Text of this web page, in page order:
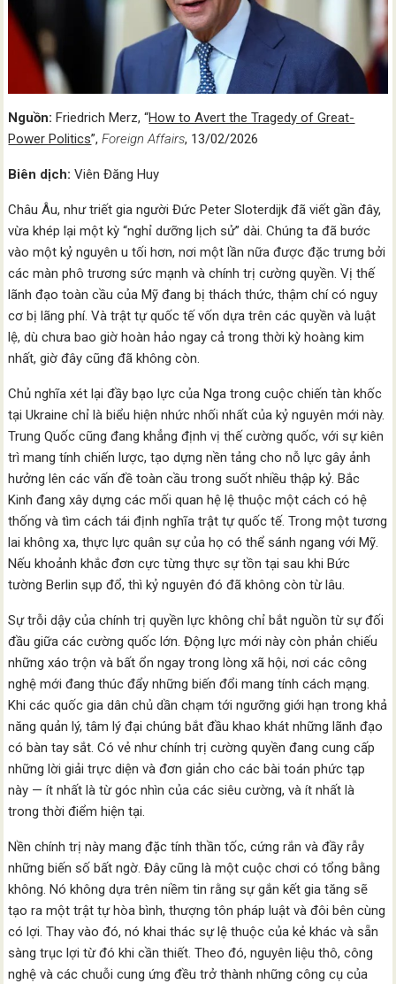
Nguồn: Friedrich Merz, “How to Avert the Tragedy of Great-
Power Politics”,Foreign Affairs, 13/02/2026
Biên dịch:Viên Đăng Huy
Châu Âu, như triết gia người Đức Peter Sloterdijk đã viết gần đây,
vừa khép lại một kỳ “nghỉ dưỡng lịch sử” dài. Chúng ta đã bước
vào một kỷ nguyên u tối hơn, nơi một lần nữa được đặc trưng bởi
các màn phô trương sức mạnh và chính trị cường quyền. Vị thế
lãnh đạo toàn cầu của Mỹ đang bị thách thức, thậm chí có nguy
cơ bị lãng phí. Và trật tự quốc tế vốn dựa trên các quyền và luật
lệ, dù chưa bao giờ hoàn hảo ngay cả trong thời kỳ hoàng kim
nhất, giờ đây cũng đã không còn.
Chủ nghĩa xét lại đầy bạo lực của Nga trong cuộc chiến tàn khốc
tại Ukraine chỉ là biểu hiện nhức nhối nhất của kỷ nguyên mới này.
Trung Quốc cũng đang khẳng định vị thế cường quốc, với sự kiên
trì mang tính chiến lược, tạo dựng nền tảng cho nỗ lực gây ảnh
hưởng lên các vấn đề toàn cầu trong suốt nhiều thập kỷ. Bắc
Kinh đang xây dựng các mối quan hệ lệ thuộc một cách có hệ
thống và tìm cách tái định nghĩa trật tự quốc tế. Trong một tương
lai không xa, thực lực quân sự của họ có thể sánh ngang với Mỹ.
Nếu khoảnh khắc đơn cực từng thực sự tồn tại sau khi Bức
tường Berlin sụp đổ, thì kỷ nguyên đó đã không còn từ lâu.
Sự trỗi dậy của chính trị quyền lực không chỉ bắt nguồn từ sự đối
đầu giữa các cường quốc lớn. Động lực mới này còn phản chiếu
những xáo trộn và bất ổn ngay trong lòng xã hội, nơi các công
nghệ mới đang thúc đẩy những biến đổi mang tính cách mạng.
Khi các quốc gia dân chủ dần chạm tới ngưỡng giới hạn trong khả
năng quản lý, tâm lý đại chúng bắt đầu khao khát những lãnh đạo
có bàn tay sắt. Có vẻ như chính trị cường quyền đang cung cấp
những lời giải trực diện và đơn giản cho các bài toán phức tạp
này — ít nhất là từ góc nhìn của các siêu cường, và ít nhất là
trong thời điểm hiện tại.
Nền chính trị này mang đặc tính thần tốc, cứng rắn và đầy rẫy
những biến số bất ngờ. Đây cũng là một cuộc chơi có tổng bằng
không. Nó không dựa trên niềm tin rằng sự gắn kết gia tăng sẽ
tạo ra một trật tự hòa bình, thượng tôn pháp luật và đôi bên cùng
có lợi. Thay vào đó, nó khai thác sự lệ thuộc của kẻ khác và sẵn
sàng trục lợi từ đó khi cần thiết. Theo đó, nguyên liệu thô, công
nghệ và các chuỗi cung ứng đều trở thành những công cụ của